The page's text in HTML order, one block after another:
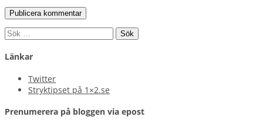
Sök
Länkar
Twitter
Stryktipset på 1×2.se
Prenumerera på bloggen via epost